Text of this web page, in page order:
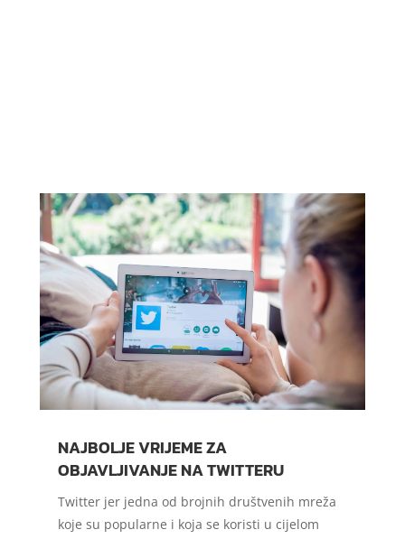
NAJBOLJE VRIJEME ZA
OBJAVLJIVANJE NA TWITTERU
Twitter jer jedna od brojnih društvenih mreža
koje su popularne i koja se koristi u cijelom